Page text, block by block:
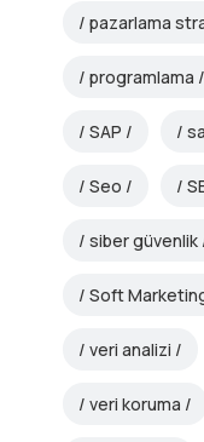
pazarlama
programlama
SAP
Seo
siber güvenlik
Soft
veri analizi
veri koruma